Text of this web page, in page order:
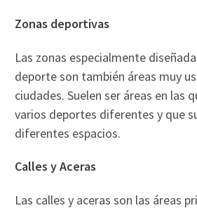
Zonas deportivas
Las zonas especialmente
deporte son también áreas muy
ciudades. Suelen ser áreas en las
varios deportes diferentes y que
diferentes espacios.
Calles y Aceras
Las calles y aceras son las áreas